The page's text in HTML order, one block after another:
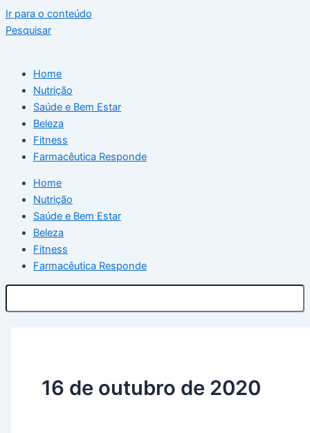
Ir para o conteúdo
Pesquisar
Home
Nutrição
Saúde e Bem Estar
Beleza
Fitness
Farmacêutica Responde
Home
Nutrição
Saúde e Bem Estar
Beleza
Fitness
Farmacêutica Responde
16 de outubro de 2020